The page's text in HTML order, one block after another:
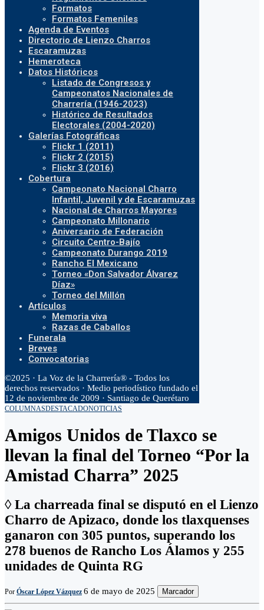
Formatos
Formatos Femeniles
Agenda de Eventos
Directorio de Lienzo Charros
Escaramuzas
Hemeroteca
Datos Históricos
Listado de Congresos y
Campeonatos Nacionales de
Charrería (1946-2023)
Histórico de Resultados
Electorales (2004-2020)
Galerías Fotográficas
Flickr 1 (2011)
Flickr 2 (2015)
Flickr 3 (2016)
Cobertura
Campeonato Nacional Charro
Infantil, Juvenil y de Escaramuzas
Nacional de Charros Mayores
Campeonato Millonario
Aniversario de Federación
Circuito Centro-Bajío
Campeonato Durango 2019
Rancho El Mexicano
Torneo «Don Salvador Álvarez
Díaz»
Torneo del Millón
Artículos
Memoria viva
Razas de Caballos
Funerala
Breves
Convocatorias
©2025 · La Voz de la Charrería® - Todos los
derechos reservados · Medio periodístico fundado el
12 de noviembre de 2009 · Santiago de Querétaro
COLUMNASDESTACADONOTICIAS
Amigos Unidos de Tlaxco se
llevan la final del Torneo “Por la
Amistad Charra” 2025
◊ La charreada final se disputó en el Lienzo
Charro de Apizaco, donde los tlaxquenses
ganaron con 305 puntos, superando los
278 buenos de Rancho Los Álamos y 255
unidades de Quinta RG
Por Óscar López Vázquez 6 de mayo de 2025 Marcador